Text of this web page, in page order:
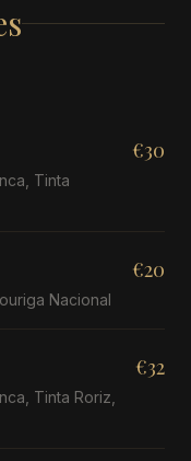
Tinta
€30
Nacional
€20
Tinta Roriz,
€32